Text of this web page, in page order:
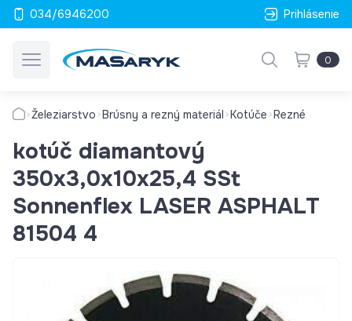
034/6946200 Prihlásenie
0
Železiarstvo Brúsny a rezný materiál Kotúče Rezné
kotúč diamantový
350x3,0x10x25,4 SSt
Sonnenflex LASER ASPHALT
81504 4